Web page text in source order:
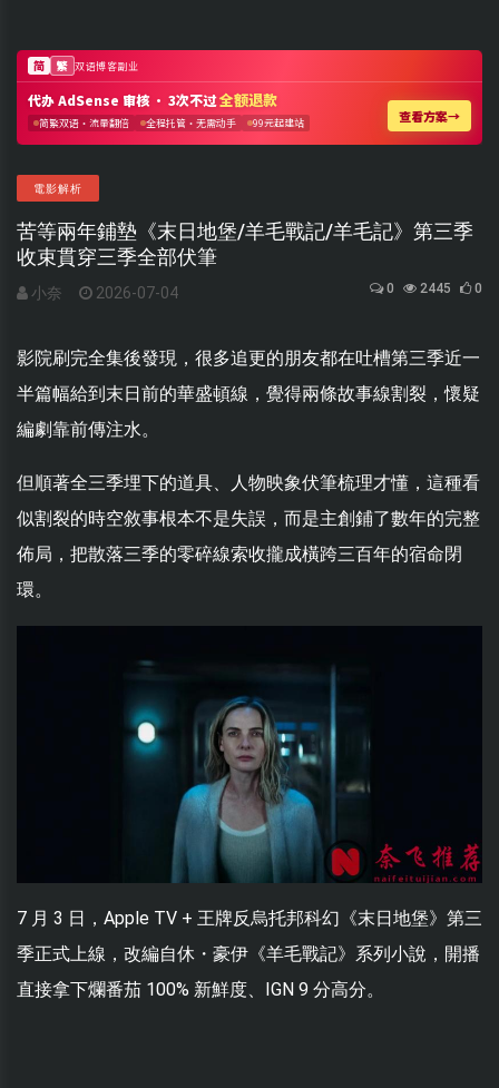
電影解析
苦等兩年鋪墊《末日地堡/羊毛戰記/羊毛記》第三季
收束貫穿三季全部伏筆
小奈 2026-07-04 0 2445 0
影院刷完全集後發現，很多追更的朋友都在吐槽第三季近一
半篇幅給到末日前的華盛頓線，覺得兩條故事線割裂，懷疑
編劇靠前傳注水。
但順著全三季埋下的道具、人物映象伏筆梳理才懂，這種看
似割裂的時空敘事根本不是失誤，而是主創鋪了數年的完整
佈局，把散落三季的零碎線索收攏成橫跨三百年的宿命閉
環。
7 月 3 日，Apple TV + 王牌反烏托邦科幻《末日地堡》第三
季正式上線，改編自休・豪伊《羊毛戰記》系列小說，開播
直接拿下爛番茄 100% 新鮮度、IGN 9 分高分。